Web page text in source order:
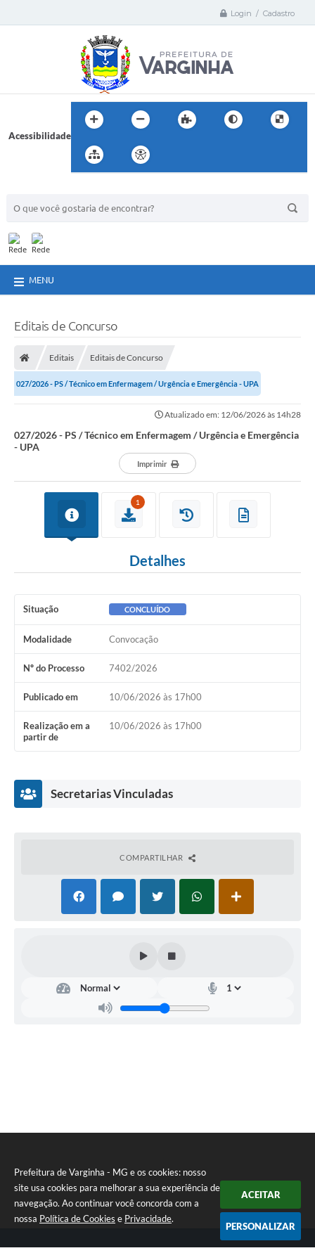
Prefeitura de Varginha - MG e os cookies: nosso
site usa cookies para melhorar a sua experiência de
navegação. Ao continuar você concorda com a
nossa Política de Cookies e Privacidade.
ACEITAR
PERSONALIZAR
Login / Cadastro
Acessibilidade
MENU
Editais de Concurso
Editais Editais de Concurso
027/2026 - PS / Técnico em Enfermagem / Urgência e Emergência - UPA
Atualizado em: 12/06/2026 às 14h28
027/2026 - PS / Técnico em Enfermagem / Urgência e Emergência
- UPA
Imprimir
1
Detalhes
Situação CONCLUÍDO
Modalidade Convocação
Nº do Processo 7402/2026
Publicado em 10/06/2026 às 17h00
Realização em a
partir de
10/06/2026 às 17h00
Secretarias Vinculadas
Municipal
COMPARTILHAR